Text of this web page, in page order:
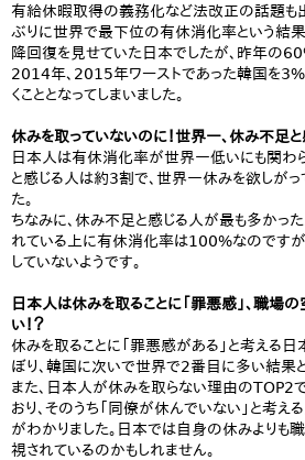
有給休暇取得の義務化など法改正の話題も
ぶりに世界で最下位の有休消化率という結
降回復を見せていた日本でしたが、昨年の
2014年、2015年ワーストであった韓国を
くこととなってしまいました。
休みを取っていないのに！世界一、休み不足
日本人は有休消化率が世界一低いにも関わら
と感じる人は約3割で、世界一休みを欲しがっ
た。
ちなみに、休み不足と感じる人が最も多かっ
れている上に有休消化率は100%なのです
していないようです。
日本人は休みを取ることに「罪悪感」、職場
い！？
休みを取ることに「罪悪感がある」と考える
ぼり、韓国に次いで世界で2番目に多い結果と
また、日本人が休みを取らない理由のTOP2
おり、そのうち「同僚が休んでいない」と考
がわかりました。日本では自身の休みよりも
視されているのかもしれません。